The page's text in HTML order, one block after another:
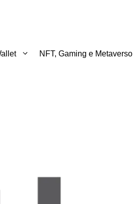
NFT, Gaming e Metaverso